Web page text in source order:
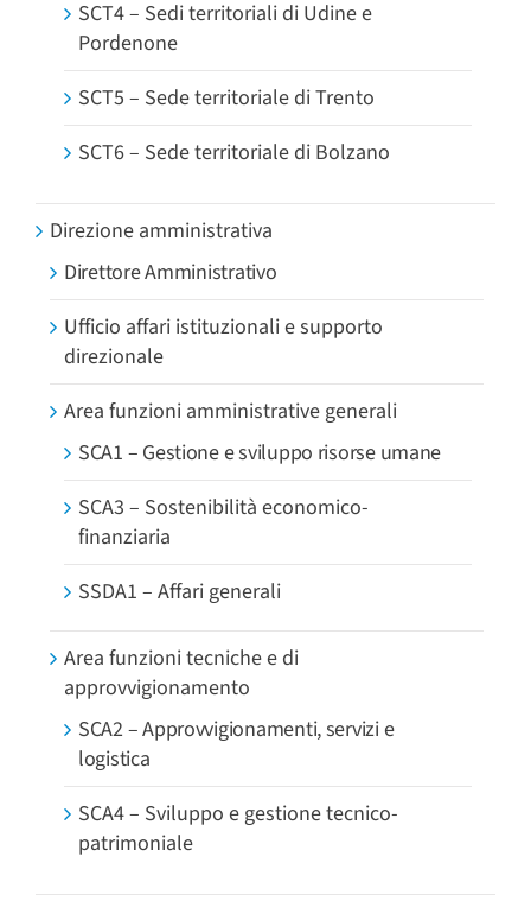
SCT4 – Sedi territoriali di Udine e
Pordenone
SCT5 – Sede territoriale di Trento
SCT6 – Sede territoriale di Bolzano
Direzione amministrativa
Direttore Amministrativo
Ufficio affari istituzionali e supporto
direzionale
Area funzioni amministrative generali
SCA1 – Gestione e sviluppo risorse umane
SCA3 – Sostenibilità economico-
finanziaria
SSDA1 – Affari generali
Area funzioni tecniche e di
approvvigionamento
SCA2 – Approvvigionamenti, servizi e
logistica
SCA4 – Sviluppo e gestione tecnico-
patrimoniale